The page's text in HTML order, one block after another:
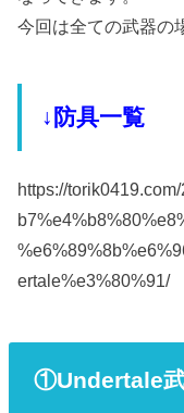
今回は全ての武器の
↓防具一覧
https://
ertale%e3%80%91/
①Undertale